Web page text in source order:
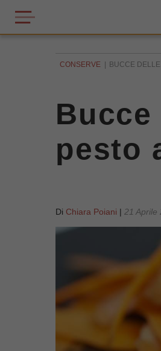
CONSERVE BUCCE
pesto
Di Chiara Poiani | 21 Aprile